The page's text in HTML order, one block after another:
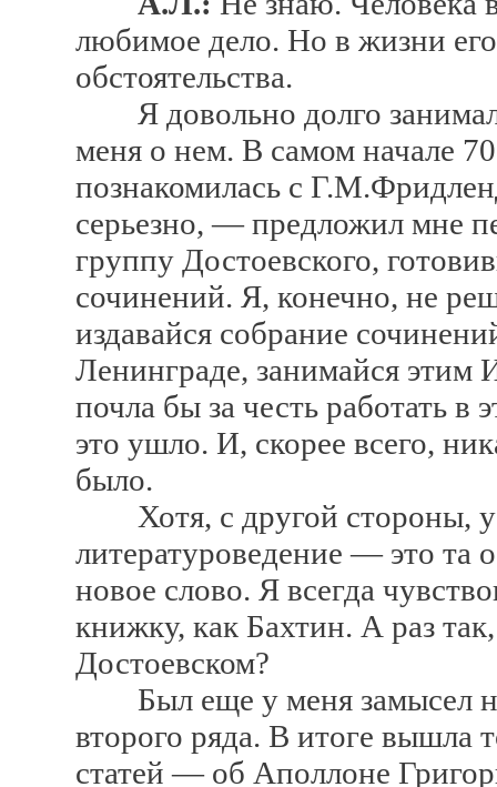
любимое дело. Но в жизни
обстоятельства.
Я довольно долго
меня о нем. В самом начале
познакомилась с
серьезно, — предложил мне
группу Достоевского,
сочинений. Я, конечно, не
издавайся собрание
Ленинграде, занимайся
почла бы за честь работать в
это ушло. И, скорее всего,
было.
Хотя, с другой стороны,
литературоведение — это та
новое слово. Я всегда
книжку, как Бахтин. А раз
Достоевском?
Был еще у меня замысел
второго ряда. В итоге вышла
статей — об Аполлоне